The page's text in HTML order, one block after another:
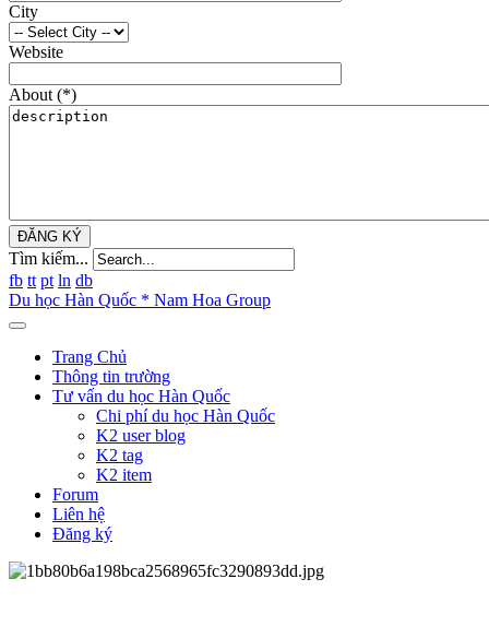
City
Website
About (*)
ĐĂNG KÝ
Tìm kiếm...
fb tt pt ln db
Du học Hàn Quốc * Nam Hoa Group
Trang Chủ
Thông tin trường
Tư vấn du học Hàn Quốc
Chi phí du học Hàn Quốc
K2 user blog
K2 tag
K2 item
Forum
Liên hệ
Đăng ký